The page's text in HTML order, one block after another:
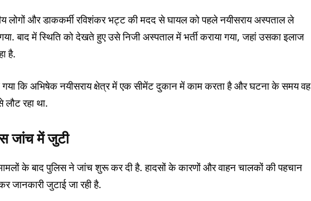
लोगों और डाककर्मी रविशंकर भट्ट की मदद से घायल को पहले नयीसराय अस्पताल ले
बाद में स्थिति को देखते हुए उसे निजी अस्पताल में भर्ती कराया गया, जहां उसका इलाज
है.
गया कि अभिषेक नयीसराय क्षेत्र में एक सीमेंट दुकान में काम करता है और घटना के समय वह
लौट रहा था.
जांच में जुटी
के बाद पुलिस ने जांच शुरू कर दी है. हादसों के कारणों और वाहन चालकों की पहचान
जानकारी जुटाई जा रही है.